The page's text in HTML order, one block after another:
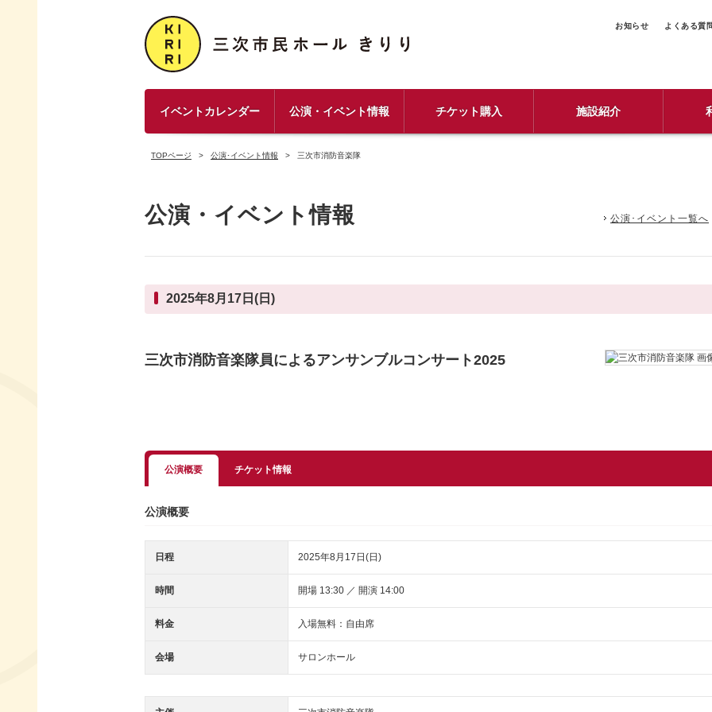
お知らせ よくある質
イベントカレンダー 公演・イベント情報 チケット購入 施設紹介
TOPページ 公演･イベント情報 三次市消防音楽隊
公演・イベント情報 公演･イベント一覧へ
2025年8月17日(日)
三次市消防音楽隊員によるアンサンブルコンサート2025
公演概要 チケット情報
公演概要
日程 2025年8月17日(日)
時間 開場 13:30 ／ 開演 14:00
料金 入場無料：自由席
会場 サロンホール